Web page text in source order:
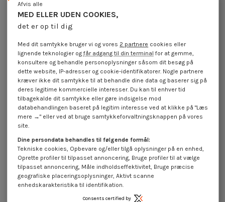
Kunder, der købte denne vare, købte også
Vis m-hastighed forsænket hoved
M3X5 T10 Rustfrit stål A2
Vis m-hastighed forsænket hoved
1,85 €
MED ELLER UDEN COOKIES,
det er op til dig
Afvis alle
Med dit samtykke bruger vi og vores 2 partnere cookies eller
lignende teknologier ogfår adgang til din terminal for at gemme,
konsultere og behandle personoplysninger såsom dit besøg på
dette website, IP-adresser og cookie-identifikatorer. Nogle partnere
kræver ikke dit samtykke til at behandle dine data og baserer sig på
deres legitime kommercielle interesser. Du kan til enhver tid
tilbagekalde dit samtykke eller gøre indsigelse mod
databehandlingen baseret på legitim interesse ved at klikke på "Læs
mere →" eller ved at bruge samtykkeforvaltningsknappen på vores
site.
Dine persondata behandles til følgende formål:
Tekniske cookies, Opbevare og/eller tilgå oplysninger på en enhed,
Oprette profiler til tilpasset annoncering, Bruge profiler til at vælge
tilpasset annoncering, Måle indholdseffektivitet, Bruge præcise
geografiske placeringsoplysninger, Aktivt scanne
enhedskarakteristika til identifikation.
Consents certified by